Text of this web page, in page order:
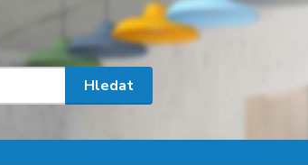
Hledat